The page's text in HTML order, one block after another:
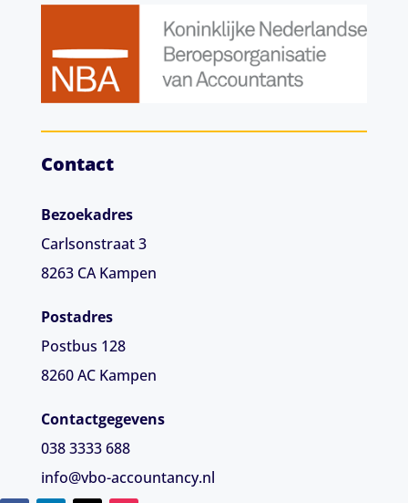
Contact
Bezoekadres
Carlsonstraat 3
8263 CA Kampen
Postadres
Postbus 128
8260 AC Kampen
Contactgegevens
038 3333 688
info@vbo-accountancy.nl